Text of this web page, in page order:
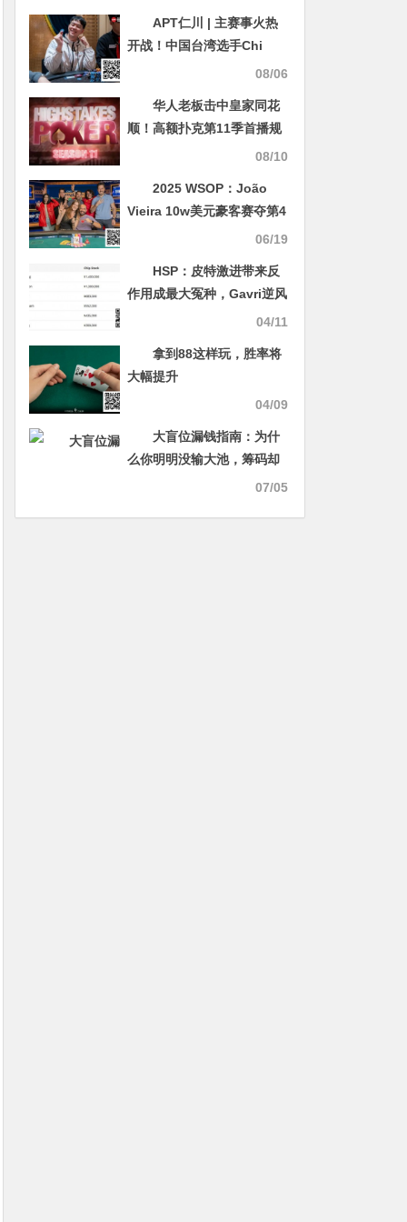
APT仁川 | 主赛事火热
开战！中国台湾选手Chi
Hsiang Chiu领跑，参赛人
08/06
华人老板击中皇家同花
顺！高额扑克第11季首播规
08/10
2025 WSOP：João
Vieira 10w美元豪客赛夺第4
条金手链 丹牛进入本届第3
06/19
HSP：皮特激进带来反
作用成最大冤种，Gavri逆风
04/11
拿到88这样玩，胜率将
大幅提升
04/09
大盲位漏钱指南：为什
么你明明没输大池，筹码却
07/05